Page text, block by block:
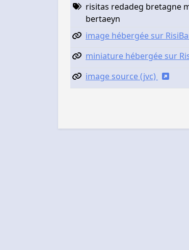
risitas redadeg bretagne
bertaeyn
image hébergée sur
miniature hébergée sur
image source (jvc)